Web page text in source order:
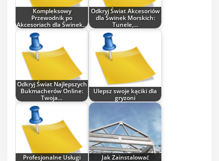
Kompleksowy
Przewodnik po
Akcesoriach dla Świnek…
Odkryj Świat Akcesoriów
dla Świnek Morskich:
Tunele,…
Odkryj Świat Najlepszych
Bukmacherów Online:
Twoja…
Ulepsz swoje kąciki dla
gryzoni
Profesjonalne Usługi
Jak Zainstalować